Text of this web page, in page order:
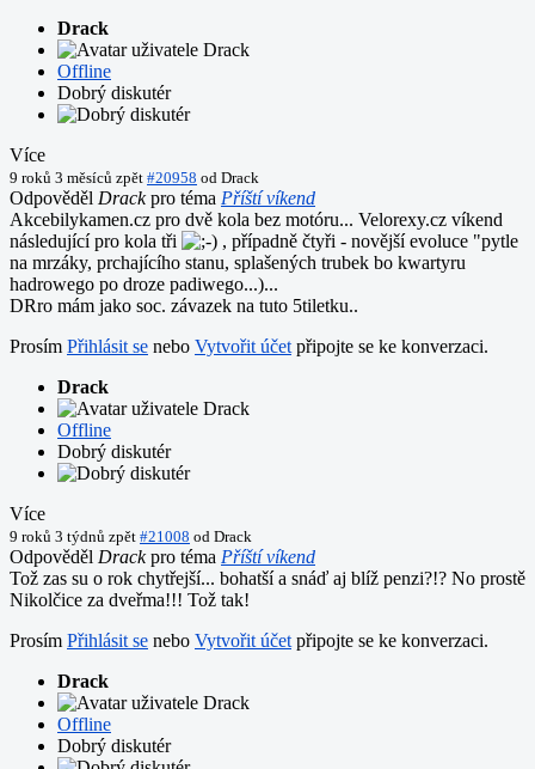
Drack
Offline
Dobrý diskutér
Více
9 roků 3 měsíců zpět #20958 od Drack
Odpověděl Drackpro téma Příští víkend
Akcebilykamen.cz pro dvě kola bez motóru... Velorexy.cz víkend
následující pro kola tři
, případně čtyři - novější evoluce "pytle
na mrzáky, prchajícího stanu, splašených trubek bo kwartyru
hadrowego po droze padiwego...)...
DRro mám jako soc. závazek na tuto 5tiletku..
Prosím Přihlásit se nebo Vytvořit účet připojte se ke konverzaci.
Drack
Offline
Dobrý diskutér
Více
9 roků 3 týdnů zpět #21008 od Drack
Odpověděl Drackpro téma Příští víkend
Tož zas su o rok chytřejší... bohatší a snáď aj blíž penzi?!? No prostě
Nikolčice za dveřma!!! Tož tak!
Prosím Přihlásit se nebo Vytvořit účet připojte se ke konverzaci.
Drack
Offline
Dobrý diskutér